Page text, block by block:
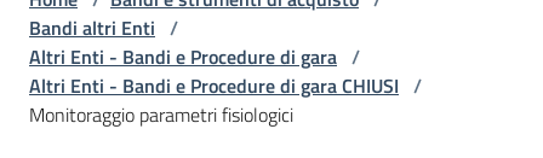
L'Agenzia
Bandi altri Enti /
Altri Enti - Bandi e Procedure di gara /
Altri Enti - Bandi e Procedure di gara CHIUSI /
Monitoraggio parametri fisiologici